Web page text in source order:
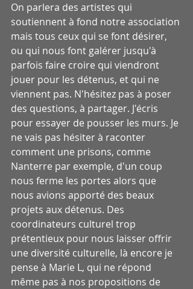
On parlera des artistes qui
soutiennent à fond notre association
mais tous ceux qui se font désirer,
ou qui nous font galérer jusqu'à
parfois faire croire qui viendront
jouer pour les détenus, et qui ne
viennent pas. N'hésitez pas à poser
des questions, à partager. J'écris
pour essayer de pousser les murs. Je
ne vais pas hésiter à raconter
comment une prisons, comme
Nanterre par exemple, d'un coup
nous ferme les portes alors que
nous avions apporté des beaux
projets aux détenus. Des
coordinateurs culturel trop
prétentieux pour nous laisser offrir
une diversité culturelle, là encore je
pense à Marie L, qui ne répond
même pas à nos propositions de